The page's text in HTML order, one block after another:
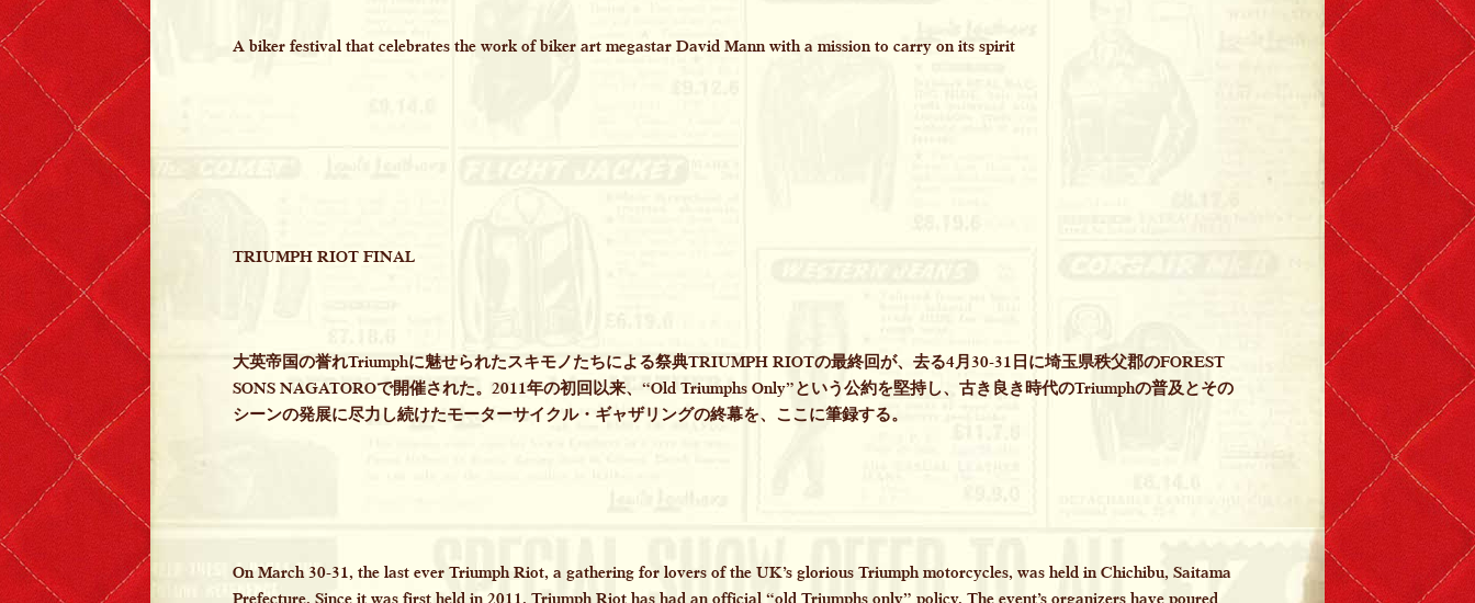
A biker festival that celebrates the work of biker art megastar David Mann with a mission to carry on its spirit
TRIUMPH RIOT FINAL
大英帝国の誉れTriumphに魅せられたスキモノたちによる祭典TRIUMPH RIOTの最終回が、去る4月30-31日に埼玉県秩父郡のFOREST
SONS NAGATOROで開催された。2011年の初回以来、“Old Triumphs Only”という公約を堅持し、古き良き時代のTriumphの普及とその
シーンの発展に尽力し続けたモーターサイクル・ギャザリングの終幕を、ここに筆録する。
On March 30-31, the last ever Triumph Riot, a gathering for lovers of the UK’s glorious Triumph motorcycles, was held in Chichibu, Saitama
Prefecture. Since it was first held in 2011, Triumph Riot has had an official “old Triumphs only” policy. The event’s organizers have poured